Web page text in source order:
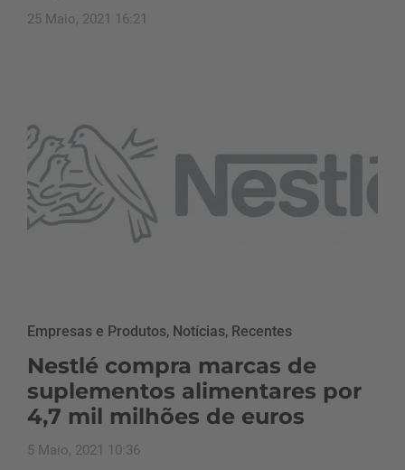
25 Maio, 2021 16:21
Empresas e Produtos, Notícias, Recentes
Nestlé compra marcas de
suplementos alimentares por
4,7 mil milhões de euros
5 Maio, 2021 10:36